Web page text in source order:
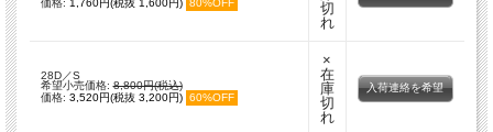
価格: 1,760円(税抜 1,600円) 80%OFF
切
れ
28D／S
希望小売価格:8,800円(税込)
価格: 3,520円(税抜 3,200円) 60%OFF
×
在
庫
切
れ
入荷連絡を希望